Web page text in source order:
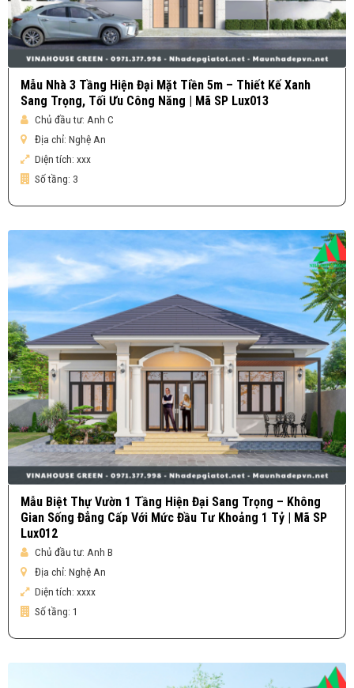
Mẫu Nhà 3 Tầng Hiện Đại Mặt Tiền 5m – Thiết Kế Xanh
Sang Trọng, Tối Ưu Công Năng | Mã SP Lux013
Chủ đầu tư: Anh C
Địa chỉ: Nghệ An
Diện tích: xxx
Số tầng: 3
Mẫu Biệt Thự Vườn 1 Tầng Hiện Đại Sang Trọng – Không
Gian Sống Đẳng Cấp Với Mức Đầu Tư Khoảng 1 Tỷ | Mã SP
Lux012
Chủ đầu tư: Anh B
Địa chỉ: Nghệ An
Diện tích: xxxx
Số tầng: 1